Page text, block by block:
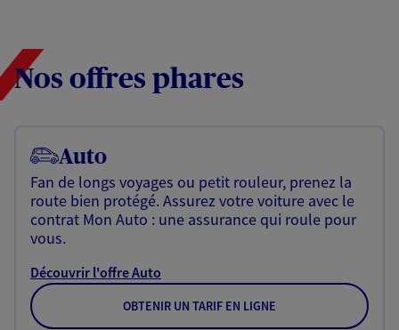
Nos offres phares
Auto
Fan de longs voyages ou petit rouleur, prenez la
route bien protégé. Assurez votre voiture avec le
contrat Mon Auto : une assurance qui roule pour
vous.
Découvrir l'offre Auto
OBTENIR UN TARIF EN LIGNE